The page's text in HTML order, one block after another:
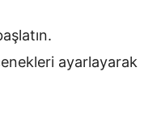
ayarlayarak